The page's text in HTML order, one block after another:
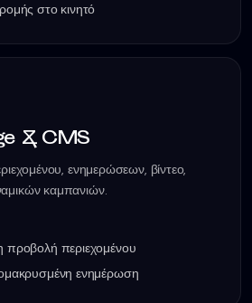
στο κινητό
& CMS
ενημερώσεων, βίντεο,
καμπανιών.
προβολή περιεχομένου
ενημέρωση